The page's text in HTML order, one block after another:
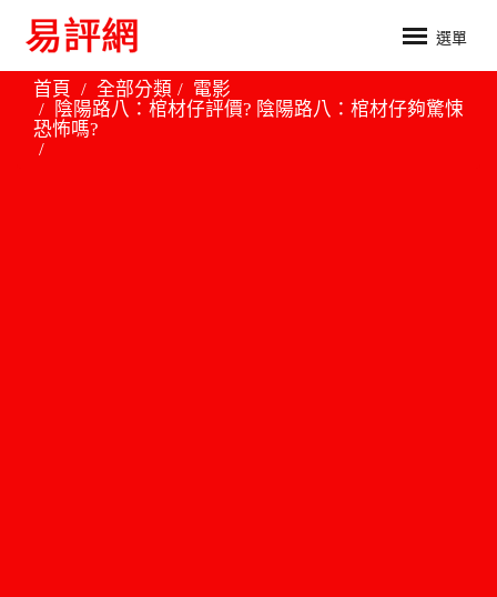
選單
首頁 全部分類
電影
陰陽路八：棺材仔評價? 陰陽路八：棺材仔夠驚悚
恐怖嗎?